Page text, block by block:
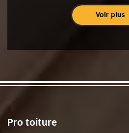
Voir plus
Pro toiture